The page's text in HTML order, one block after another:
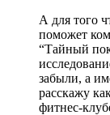
А для того
поможет
“Тайный
забыли, а
расскажу
фитнес-